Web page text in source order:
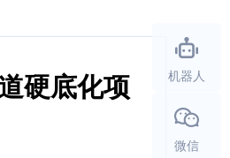
硬底化项
机器人
微信